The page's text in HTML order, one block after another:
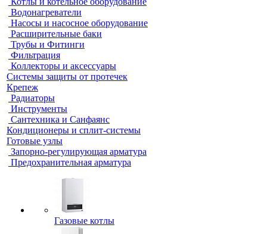
Водонагреватели
Насосы и насосное оборудование
Расширительные баки
Трубы и Фитинги
Фильтрация
Коллекторы и аксессуары
Системы защиты от протечек
Крепеж
Радиаторы
Инструменты
Сантехника и Санфаянс
Кондиционеры и сплит-системы
Готовые узлы
Запорно-регулирующая арматура
Предохранительная арматура
Газовые котлы